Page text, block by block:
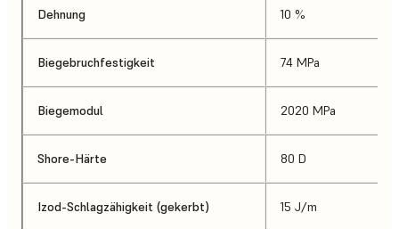
Dehnung 10 %
Biegebruchfestigkeit 74 MPa
Biegemodul 2020 MPa
Shore-Härte 80 D
Izod-Schlagzähigkeit (gekerbt) 15 J/m